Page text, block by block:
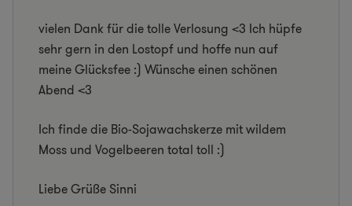
vielen Dank für die tolle Verlosung <3 Ich hüpfe
sehr gern in den Lostopf und hoffe nun auf
meine Glücksfee :) Wünsche einen schönen
Abend <3
Ich finde die Bio-Sojawachskerze mit wildem
Moss und Vogelbeeren total toll :)
Liebe Grüße Sinni